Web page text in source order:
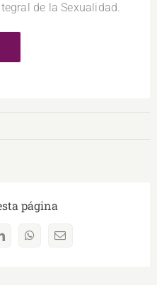
de la Sexualidad.
página
WhatsAppCorreo